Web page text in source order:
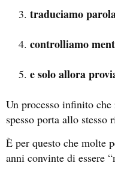
traduciamo
controlliamo
e solo allora
Un processo infinito
spesso porta allo
È per questo che molte
anni convinte di essere